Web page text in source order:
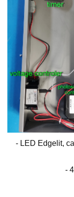
- LED Edgelit,
-